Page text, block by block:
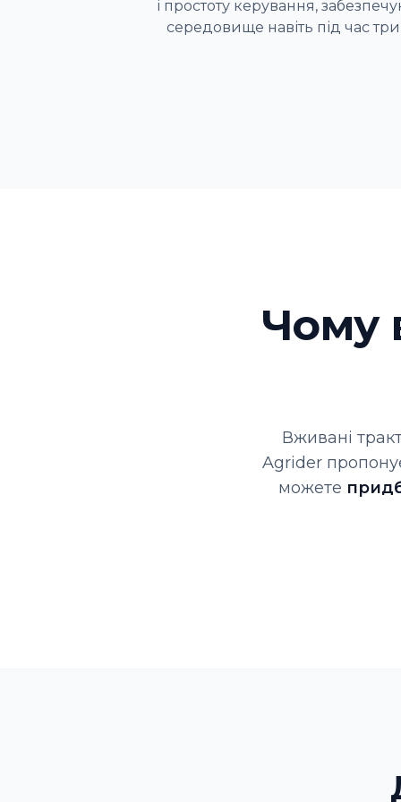
і простоту керування,
середовище навіть під час
Чому
Вживані
Agrider
можете